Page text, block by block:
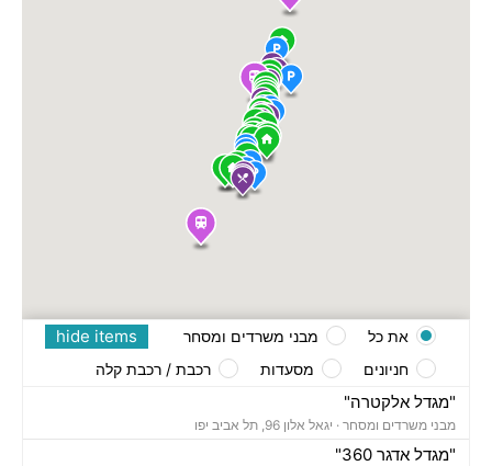
"מגדל אלקטרה"
מבני משרדים ומסחר · יגאל אלון 96, תל אביב יפו
"מגדל אדגר 360"
hide items את כל
מבני משרדים ומסחר
חניונים
מסעדות רכבת / רכבת קלה